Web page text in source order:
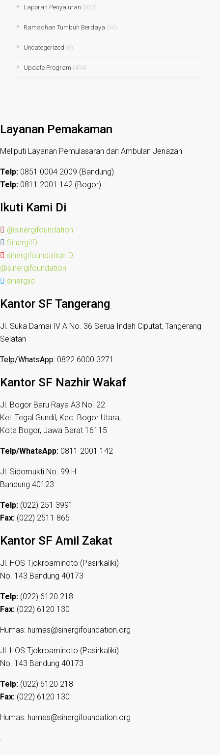
Laporan Penyaluran (852)
Ramadhan Tumbuh Berdaya (36)
Uncategorized (6)
Update Program (494)
Layanan Pemakaman
Meliputi Layanan Pemulasaran dan Ambulan Jenazah
Telp: 0851 0004 2009 (Bandung)
Telp: 0811 2001 142 (Bogor)
Ikuti Kami Di
@sinergifoundation
SinergiID
sinergifoundationID
@sinergifoundation
sinergiid
Kantor SF Tangerang
Jl. Suka Damai IV A No. 36 Serua Indah Ciputat, Tangerang
Selatan
Telp/WhatsApp: 0822 6000 3271
Kantor SF Nazhir Wakaf
Jl. Bogor Baru Raya A3 No. 22
Kel. Tegal Gundil, Kec. Bogor Utara,
Kota Bogor, Jawa Barat 16115
Telp/WhatsApp: 0811 2001 142
Jl. Sidomukti No. 99 H
Bandung 40123
Telp: (022) 251 3991
Fax: (022) 2511 865
Kantor SF Amil Zakat
Jl. HOS Tjokroaminoto (Pasirkaliki)
No. 143 Bandung 40173
Telp: (022) 6120 218
Fax: (022) 6120 130
Humas: humas@sinergifoundation.org
Jl. HOS Tjokroaminoto (Pasirkaliki)
No. 143 Bandung 40173
Telp: (022) 6120 218
Fax: (022) 6120 130
Humas: humas@sinergifoundation.org